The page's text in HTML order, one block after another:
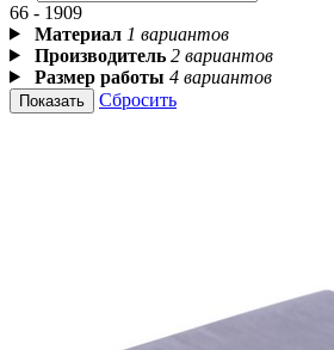
66 - 1909
Материал 1 вариантов
Производитель 2 вариантов
Размер работы 4 вариантов
Показать Сбросить